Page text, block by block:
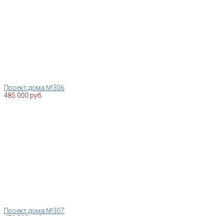
Проект дома №306
485 000 руб.
Проект дома №307